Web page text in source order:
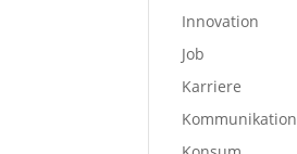
Innovation
Job
Karriere
Kommunikation